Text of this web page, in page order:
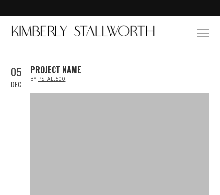
05
DEC
PROJECT NAME
BY PSTALL500